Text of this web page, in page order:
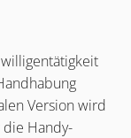
Version wird
Handy-